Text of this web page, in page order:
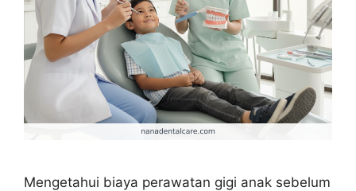
Mengetahui biaya perawatan gigi anak sebelum